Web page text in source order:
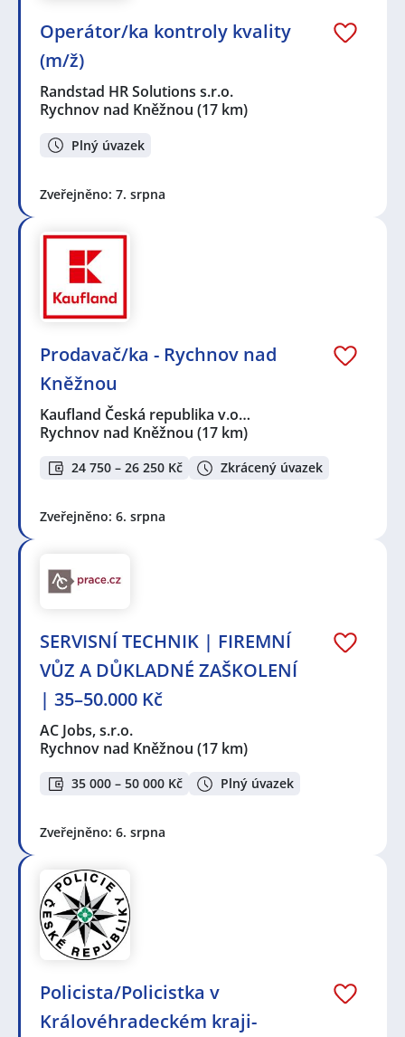
Operátor/ka kontroly kvality
(m/ž)
Randstad HR Solutions s.r.o.
Rychnov nad Kněžnou (17 km)
Plný úvazek
Zveřejněno: 7. srpna
Prodavač/ka - Rychnov nad
Kněžnou
Kaufland Česká republika v.o…
Rychnov nad Kněžnou (17 km)
24 750 – 26 250 Kč Zkrácený úvazek
Zveřejněno: 6. srpna
SERVISNÍ TECHNIK | FIREMNÍ
VŮZ A DŮKLADNÉ ZAŠKOLENÍ
| 35–50.000 Kč
AC Jobs, s.r.o.
Rychnov nad Kněžnou (17 km)
35 000 – 50 000 Kč Plný úvazek
Zveřejněno: 6. srpna
Policista/Policistka v
Královéhradeckém kraji-